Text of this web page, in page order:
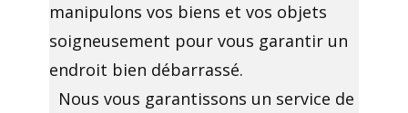
manipulons vos biens et vos objets
soigneusement pour vous garantir un
endroit bien débarrassé.
Nous vous garantissons un service de